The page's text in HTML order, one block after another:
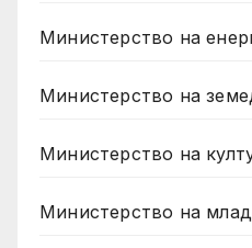
Министерство на
Министерство на
Министерство на
Министерство на